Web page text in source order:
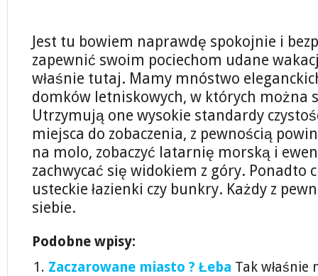
Jest tu bowiem naprawdę spokojnie i
zapewnić swoim pociechom udane
właśnie tutaj. Mamy mnóstwo
domków letniskowych, w których można
Utrzymują one wysokie standardy
miejsca do zobaczenia, z pewnością
na molo, zobaczyć latarnię morską i
zachwycać się widokiem z góry. Ponadto
usteckie łazienki czy bunkry. Każdy z
siebie.
Podobne wpisy:
Zaczarowane miasto ? Łeba Tak właśnie